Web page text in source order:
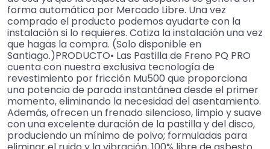
forma automática por Mercado Libre. Una vez
comprado el producto podemos ayudarte con la
instalación si lo requieres. Cotiza la instalación una vez
que hagas la compra. (Solo disponible en
Santiago.)PRODUCTO• Las Pastilla de Freno PQ PRO
cuenta con nuestra exclusiva tecnología de
revestimiento por fricción Mu500 que proporciona
una potencia de parada instantánea desde el primer
momento, eliminando la necesidad del asentamiento.
Además, ofrecen un frenado silencioso, limpio y suave
con una excelente duración de la pastilla y del disco,
produciendo un mínimo de polvo; formuladas para